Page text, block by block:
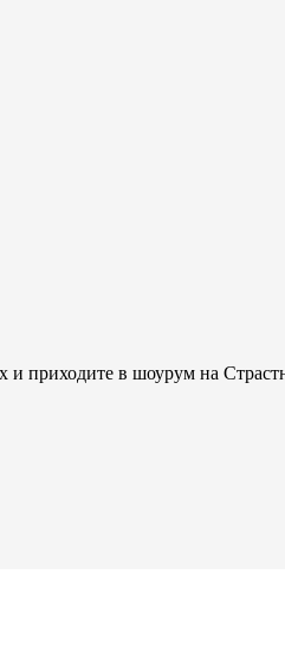
и приходите в шоурум на